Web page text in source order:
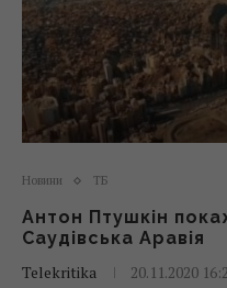
Новини ТБ
Антон Птушкін
Саудівська Аравія
Telekritika
20.11.2020